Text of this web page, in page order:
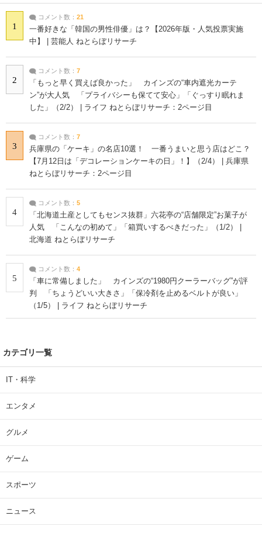
1
コメント数： 21
一番好きな「韓国の男性俳優」は？【2026年版・人気投票実施
中】 | 芸能人 ねとらぼリサーチ
2
コメント数： 7
「もっと早く買えば良かった」 カインズの“車内遮光カーテ
ン”が大人気 「プライバシーも保てて安心」「ぐっすり眠れま
した」（2/2） | ライフ ねとらぼリサーチ：2ページ目
3
コメント数： 7
兵庫県の「ケーキ」の名店10選！ 一番うまいと思う店はどこ？
【7月12日は「デコレーションケーキの日」！】（2/4） | 兵庫県
ねとらぼリサーチ：2ページ目
4
コメント数： 5
「北海道土産としてもセンス抜群」六花亭の“店舗限定”お菓子が
人気 「こんなの初めて」「箱買いするべきだった」（1/2） |
北海道 ねとらぼリサーチ
5
コメント数： 4
「車に常備しました」 カインズの“1980円クーラーバッグ”が評
判 「ちょうどいい大きさ」「保冷剤を止めるベルトが良い」
（1/5） | ライフ ねとらぼリサーチ
カテゴリ一覧
IT・科学
エンタメ
グルメ
ゲーム
スポーツ
ニュース